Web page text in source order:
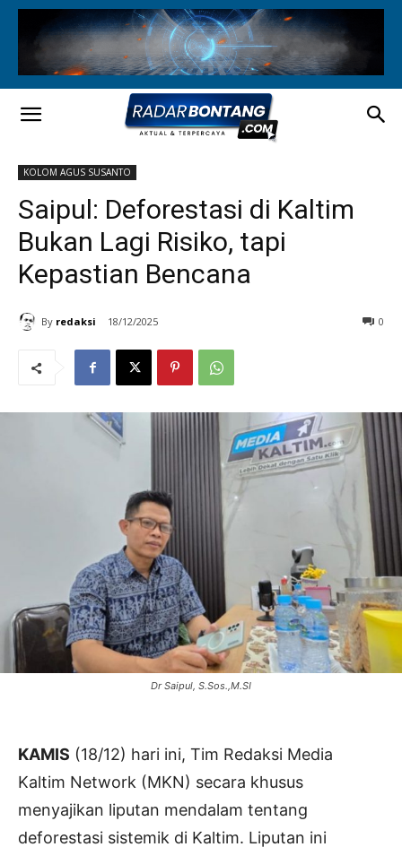
KOLOM AGUS SUSANTO
Saipul: Deforestasi di Kaltim
Bukan Lagi Risiko, tapi
Kepastian Bencana
By redaksi 18/12/2025 0
Dr Saipul, S.Sos.,M.SI
KAMIS (18/12) hari ini, Tim Redaksi Media
Kaltim Network (MKN) secara khusus
menyajikan liputan mendalam tentang
deforestasi sistemik di Kaltim. Liputan ini